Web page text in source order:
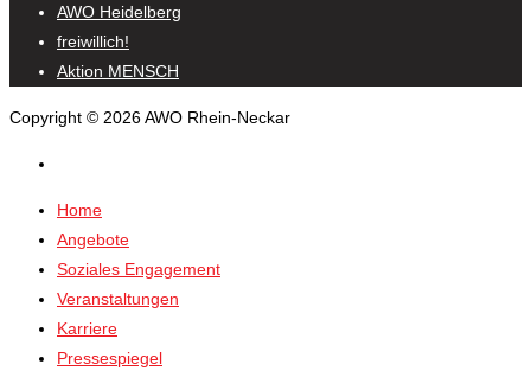
AWO Heidelberg
freiwillich!
Aktion MENSCH
Copyright © 2026 AWO Rhein-Neckar
Home
Angebote
Soziales Engagement
Veranstaltungen
Karriere
Pressespiegel